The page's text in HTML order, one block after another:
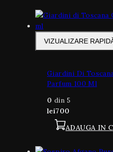
VIZUALIZARE
Giardini Di
Parfum 100 Ml
0 din 5
lei700
ADAUGA IN